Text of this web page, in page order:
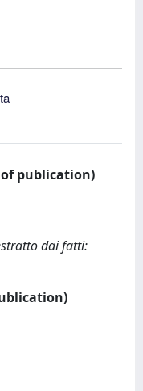
publication)
dai fatti: